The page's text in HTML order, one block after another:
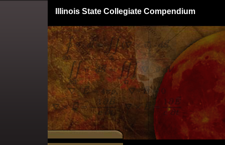
Illinois State Collegiate Compendium